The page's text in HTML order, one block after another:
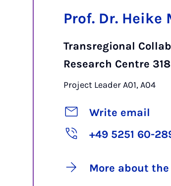
Prof. Dr. Heike
Transregional
Research Centre 318
Project Leader A01, A04
Write email
+49 5251 60-
More about